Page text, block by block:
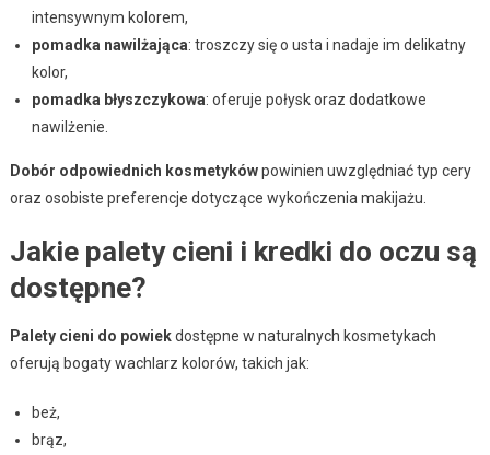
intensywnym kolorem,
pomadka nawilżająca: troszczy się o usta i nadaje im delikatny
kolor,
pomadka błyszczykowa: oferuje połysk oraz dodatkowe
nawilżenie.
Dobór odpowiednich kosmetykówpowinien uwzględniać typ cery
oraz osobiste preferencje dotyczące wykończenia makijażu.
Jakie palety cieni i kredki do oczu są
dostępne?
Palety cieni do powiekdostępne w naturalnych kosmetykach
oferują bogaty wachlarz kolorów, takich jak:
beż,
brąz,